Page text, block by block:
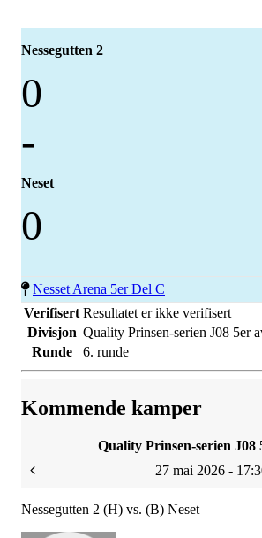
Nessegutten 2
0
-
Neset
0
Nesset Arena 5er Del C
Verifisert Resultatet er ikke verifisert
Divisjon Quality Prinsen-serien J08 5er
Runde
6. runde
Kommende kamper
Quality Prinsen-serien J08
27 mai 2026 -
Nessegutten 2 (H) vs. (B) Neset